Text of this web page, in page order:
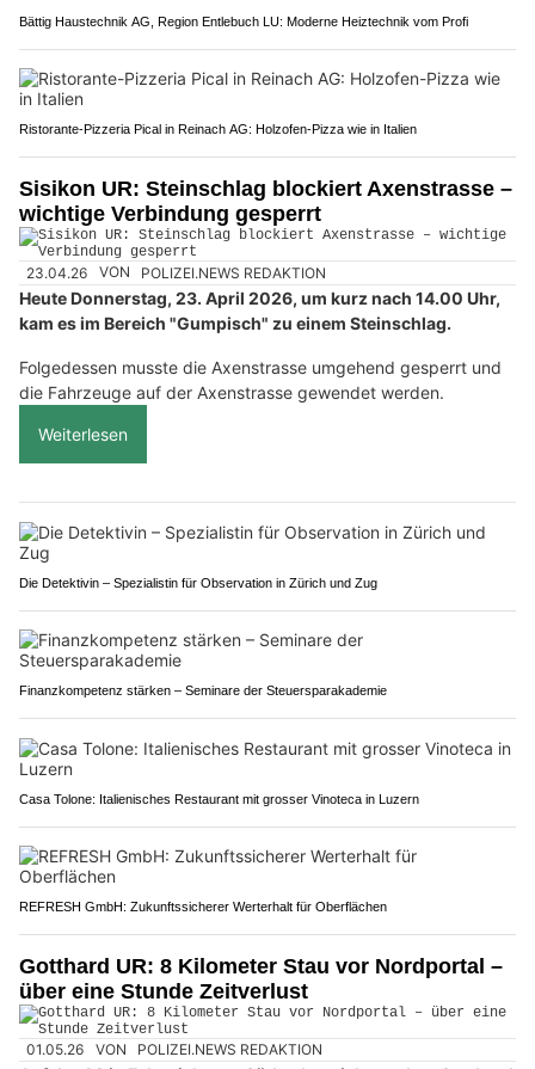
Bättig Haustechnik AG, Region Entlebuch LU: Moderne Heiztechnik vom Profi
Ristorante-Pizzeria Pical in Reinach AG: Holzofen-Pizza wie in Italien
Sisikon UR: Steinschlag blockiert Axenstrasse –
wichtige Verbindung gesperrt
23.04.26 VON POLIZEI.NEWS REDAKTION
Heute Donnerstag, 23. April 2026, um kurz nach 14.00 Uhr,
kam es im Bereich "Gumpisch" zu einem Steinschlag.
Folgedessen musste die Axenstrasse umgehend gesperrt und
die Fahrzeuge auf der Axenstrasse gewendet werden.
Weiterlesen
Die Detektivin – Spezialistin für Observation in Zürich und Zug
Finanzkompetenz stärken – Seminare der Steuersparakademie
Casa Tolone: Italienisches Restaurant mit grosser Vinoteca in Luzern
REFRESH GmbH: Zukunftssicherer Werterhalt für Oberflächen
Gotthard UR: 8 Kilometer Stau vor Nordportal –
über eine Stunde Zeitverlust
01.05.26 VON POLIZEI.NEWS REDAKTION